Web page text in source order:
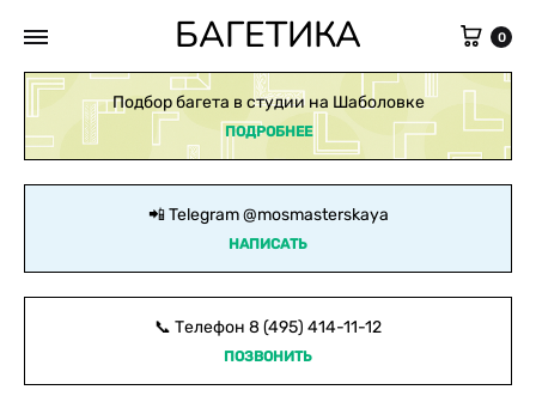
БАГЕТИКА 0
Подбор багета в студии на Шаболовке
ПОДРОБНЕЕ
📲 Telegram@mosmasterskaya
НАПИСАТЬ
📞 Телефон 8 (495) 414-11-12
ПОЗВОНИТЬ